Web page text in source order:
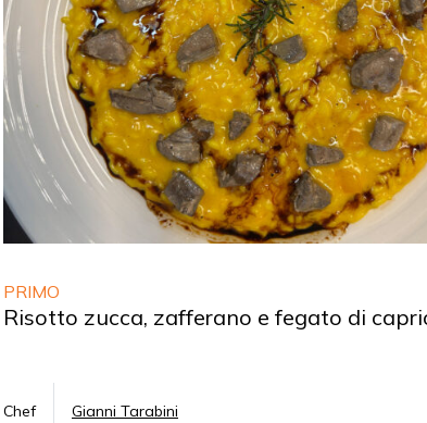
PRIMO
Risotto zucca, zafferano e fegato di
Chef Gianni Tarabini